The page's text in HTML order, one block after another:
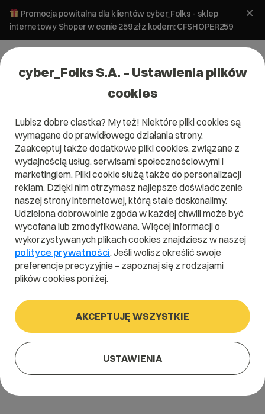
Promocja powitalna dla klientów cyber_Folks - sklep
internetowy Shoper w cenie 259 zł z kodem: CFSHOPER259
#szybkość
18 lutego 2022
Ile produktów obsłuży WooCommerce?
Szacuje się, że w Polsce funkcjonuje około 100 tysięcy sklepów
cyber_Folks S.A. – Ustawienia plików
cookies
Lubisz dobre ciastka? My też! Niektóre pliki cookies są
wymagane do prawidłowego działania strony.
Zaakceptuj także dodatkowe pliki cookies, związane z
wydajnością usług, serwisami społecznościowymi i
marketingiem. Pliki cookie służą także do personalizacji
reklam. Dzięki nim otrzymasz najlepsze doświadczenie
naszej strony internetowej, którą stale doskonalimy.
Udzielona dobrowolnie zgoda w każdej chwili może być
wycofana lub zmodyfikowana. Więcej informacji o
wykorzystywanych plikach cookies znajdziesz w naszej
polityce prywatności. Jeśli wolisz określić swoje
preferencje precyzyjnie – zapoznaj się z rodzajami
plików cookies poniżej.
AKCEPTUJĘ WSZYSTKIE
USTAWIENIA